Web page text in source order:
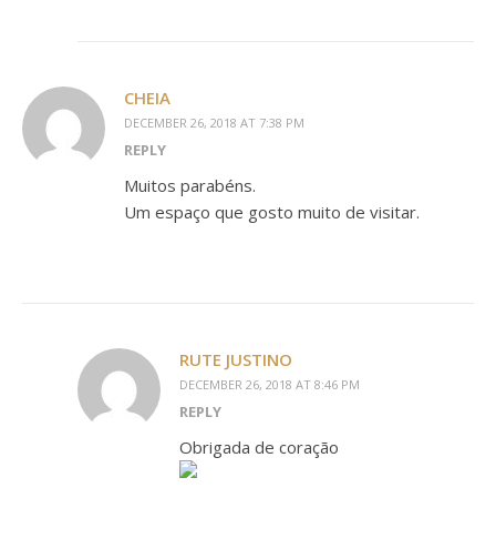
CHEIA
DECEMBER 26, 2018 AT 7:38 PM
REPLY
Muitos parabéns.
Um espaço que gosto muito de visitar.
RUTE JUSTINO
DECEMBER 26, 2018 AT 8:46 PM
REPLY
Obrigada de coração